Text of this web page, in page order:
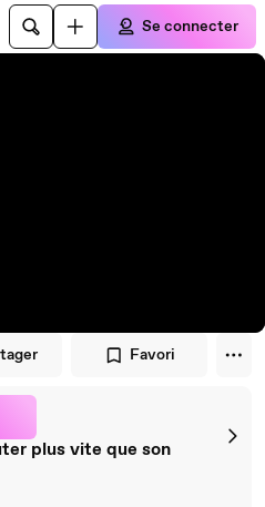
Se connecter
Favori
plus vite que son